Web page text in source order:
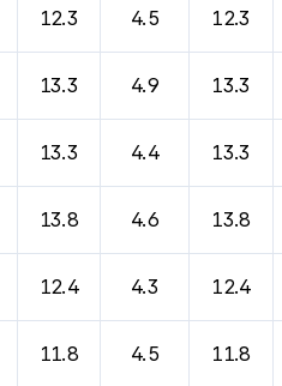
12.3 4.5 12.3
13.3 4.9 13.3
13.3 4.4 13.3
13.8 4.6 13.8
12.4 4.3 12.4
11.8 4.5 11.8